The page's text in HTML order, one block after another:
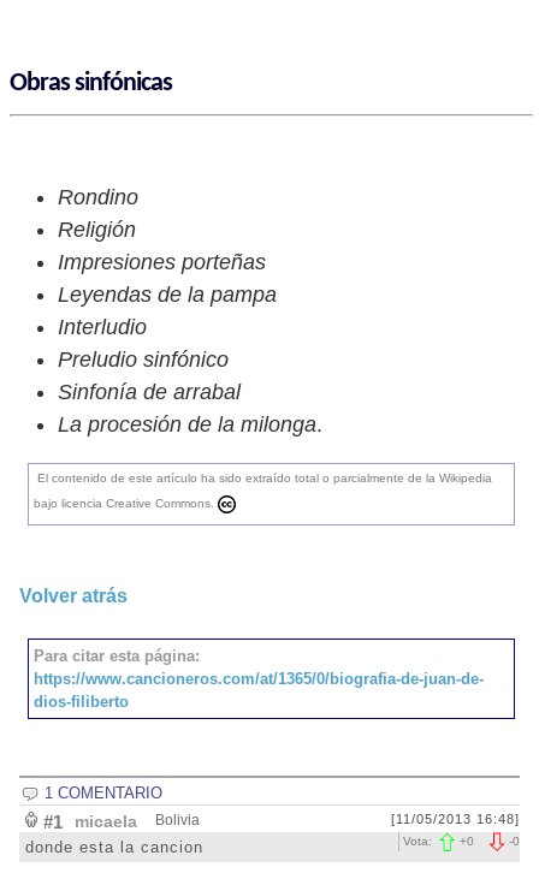
Obras sinfónicas
Rondino
Religión
Impresiones porteñas
Leyendas de la pampa
Interludio
Preludio sinfónico
Sinfonía de arrabal
La procesión de la milonga.
El contenido de este artículo ha sido extraído total o parcialmente de la Wikipedia
bajo licencia Creative Commons.
Volver atrás
Para citar esta página:
https://www.cancioneros.com/at/1365/0/biografia-de-juan-de-
dios-filiberto
1 COMENTARIO
#1 micaela Bolivia [11/05/2013 16:48]
-0
Vota: +0
donde esta la cancion